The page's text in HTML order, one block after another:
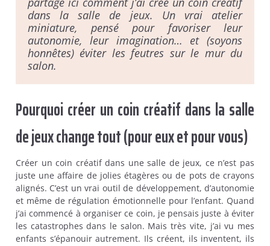
dans la salle de jeux. Un vrai atelier
miniature, pensé pour favoriser leur
autonomie, leur imagination… et (soyons
honnêtes) éviter les feutres sur le mur du
salon.
Pourquoi créer un coin créatif dans la salle
de jeux change tout (pour eux et pour vous)
Créer un coin créatif dans une salle de jeux, ce n’est pas
juste une affaire de jolies étagères ou de pots de crayons
alignés. C’est un vrai outil de développement, d’autonomie
et même de régulation émotionnelle pour l’enfant. Quand
j’ai commencé à organiser ce coin, je pensais juste à éviter
les catastrophes dans le salon. Mais très vite, j’ai vu mes
enfants s’épanouir autrement. Ils créent, ils inventent, ils